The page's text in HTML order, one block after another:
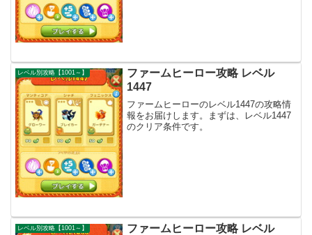
レベル別攻略【1001～】
ファームヒーロー攻略 レベル
1447
ファームヒーローのレベル1447の攻略情
報をお届けします。まずは、レベル1447
のクリア条件です。
レベル別攻略【1001～】
ファームヒーロー攻略 レベル